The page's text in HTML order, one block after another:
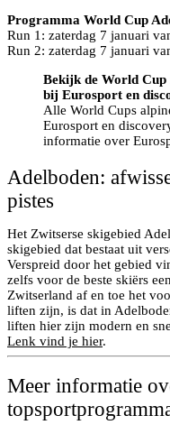
Programma World Cup
Run 1: zaterdag 7 januari
Run 2: zaterdag 7 januari
Bekijk de World Cup
bij Eurosport en
Alle World Cups
Eurosport en
informatie over
Adelboden:
pistes
Het Zwitserse skigebied
skigebied dat bestaat uit
Verspreid door het gebied
zelfs voor de beste skiërs
Zwitserland af en toe het
liften zijn, is dat in
liften hier zijn modern en
Lenk vind je hier.
Meer informatie